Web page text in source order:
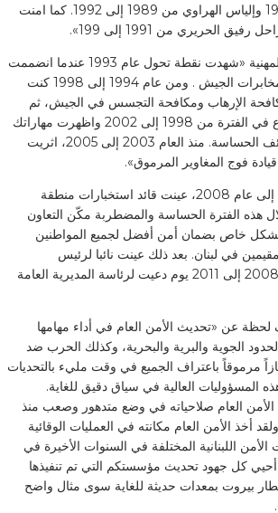
في لبنان في عامي 1987 وإلياس الهراوي من 1989 إلى 1992. كما امنت
الحريري من 1991 إلى 199».
ولفت إلى أن مسيرته المهنية «شهدت نقطة تحول عام 1993 عندما انضممت
الى القوة الضاربة في مخابرات الجيش . ومن عام 1994 إلى 1998 كنت
الإرهاب ومكافحة التجسس في الجيش، ثم
أصبحت رئيسا لهذا الفرع في الفترة من 1998 إلى 2002 واظهرت مهاراتك
وخبراتك في هذه الوظائف الحساسة. منذ العام 2003 إلى 2005، اثريت
فوج المغاوير المرموق».
أضاف: «من عام 2005 إلى عام 2008، عينت قائد استخبارات منطقة
هذه الفترة الحساسة والمضطربة مكّن التعاون
بشكل خاص بضمان أمن أفضل لجميع المواطنين
في لبنان. بعد ذلك عينت نائبا لرئيس
استخبارات الجيش من 2008 إلى 2011 يوم دعيت لرئاسة المديرية العامة
لحظة عن «تحديث الأمن العام في أداء مهامها
الجوية والبرية والبحرية، وكذلك الحرب ضد
مرموقاً باعتراف الجميع في وقت مليء بالتحديات
المسؤوليات العالية في سياق دقيق للغاية.
العام صلاحياته في وضع متدهور وصعب منذ
أخذ الأمن العام مكانته في العمليات الوقائية
الأمن اللبنانية المختلفة في السنوات الأخيرة في
كل جهود تحديث مؤسستكم التي تم تنفيذها
بيروت بمعدات حديثة للغاية سوى مثال واضح